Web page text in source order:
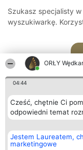
ORŁY
04:44
Cześć, chętnie Ci
odpowiedni temat
Jestem Laureatem,
marketingowe
Szukasz specjalisty
wyszukiwarkę.
Organizator plebiscytu
Bright Side Solutions sp. z o.
o. sp. k.